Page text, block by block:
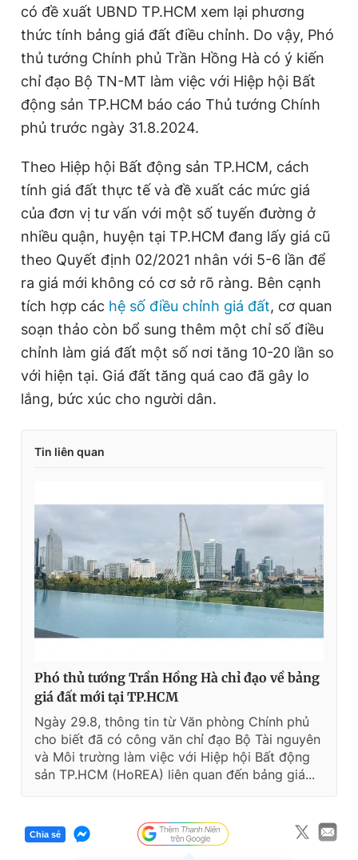
có đề xuất UBND TP.HCM xem lại phương
thức tính bảng giá đất điều chỉnh. Do vậy, Phó
thủ tướng Chính phủ Trần Hồng Hà có ý kiến
chỉ đạo Bộ TN-MT làm việc với Hiệp hội Bất
động sản TP.HCM báo cáo Thủ tướng Chính
phủ trước ngày 31.8.2024.
Theo Hiệp hội Bất động sản TP.HCM, cách
tính giá đất thực tế và đề xuất các mức giá
của đơn vị tư vấn với một số tuyến đường ở
nhiều quận, huyện tại TP.HCM đang lấy giá cũ
theo Quyết định 02/2021 nhân với 5-6 lần để
ra giá mới không có cơ sở rõ ràng. Bên cạnh
tích hợp các hệ số điều chỉnh giá đất, cơ quan
soạn thảo còn bổ sung thêm một chỉ số điều
chỉnh làm giá đất một số nơi tăng 10-20 lần so
với hiện tại. Giá đất tăng quá cao đã gây lo
lắng, bức xúc cho người dân.
Tin liên quan
Phó thủ tướng Trần Hồng Hà chỉ đạo về bảng
giá đất mới tại TP.HCM
Ngày 29.8, thông tin từ Văn phòng Chính phủ
cho biết đã có công văn chỉ đạo Bộ Tài nguyên
và Môi trường làm việc với Hiệp hội Bất động
sản TP.HCM (HoREA) liên quan đến bảng giá...
Chia sẻ